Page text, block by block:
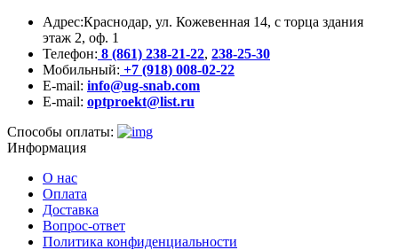
Адрес:Краснодар, ул. Кожевенная 14, с торца здания
этаж 2, оф. 1
Телефон: 8 (861) 238-21-22, 238-25-30
Мобильный: +7 (918) 008-02-22
E-mail: info@ug-snab.com
E-mail: optproekt@list.ru
Способы оплаты:
Информация
О нас
Оплата
Доставка
Вопрос-ответ
Политика конфиденциальности